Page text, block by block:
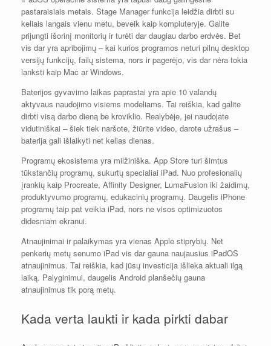
pastaraisiais metais. Stage Manager funkcija leidžia dirbti su
keliais langais vienu metu, beveik kaip kompiuteryje. Galite
prijungti išorinį monitorių ir turėti dar daugiau darbo erdvės. Bet
vis dar yra apribojimų – kai kurios programos neturi pilnų desktop
versijų funkcijų, failų sistema, nors ir pagerėjo, vis dar nėra tokia
lanksti kaip Mac ar Windows.
Baterijos gyvavimo laikas paprastai yra apie 10 valandų
aktyvaus naudojimo visiems modeliams. Tai reiškia, kad galite
dirbti visą darbo dieną be kroviklio. Realybėje, jei naudojate
vidutiniškai – šiek tiek naršote, žiūrite video, darote užrašus –
baterija gali išlaikyti net kelias dienas.
Programų ekosistema yra milžiniška. App Store turi šimtus
tūkstančių programų, sukurtų specialiai iPad. Nuo profesionalių
įrankių kaip Procreate, Affinity Designer, LumaFusion iki žaidimų,
produktyvumo programų, edukacinių programų. Daugelis iPhone
programų taip pat veikia iPad, nors ne visos optimizuotos
didesniam ekranui.
Atnaujinimai ir palaikymas yra vienas Apple stiprybių. Net
penkerių metų senumo iPad vis dar gauna naujausius iPadOS
atnaujinimus. Tai reiškia, kad jūsų investicija išlieka aktuali ilgą
laiką. Palyginimui, daugelis Android planšečių gauna
atnaujinimus tik porą metų.
Kada verta laukti ir kada pirkti dabar